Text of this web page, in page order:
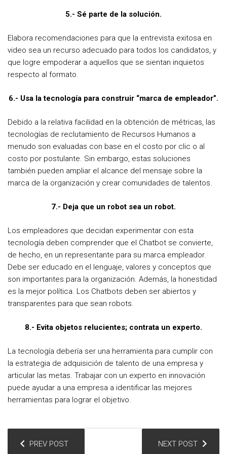
5.- Sé parte de la solución.
Elabora recomendaciones para que la entrevista exitosa en
video sea un recurso adecuado para todos los candidatos, y
que logre empoderar a aquellos que se sientan inquietos
respecto al formato.
6.- Usa la tecnología para construir “marca de empleador”.
Debido a la relativa facilidad en la obtención de métricas, las
tecnologías de reclutamiento de Recursos Humanos a
menudo son evaluadas con base en el costo por clic o al
costo por postulante. Sin embargo, estas soluciones
también pueden ampliar el alcance del mensaje sobre la
marca de la organización y crear comunidades de talentos.
7.- Deja que un robot sea un robot.
Los empleadores que decidan experimentar con esta
tecnología deben comprender que el Chatbot se convierte,
de hecho, en un representante para su marca empleador.
Debe ser educado en el lenguaje, valores y conceptos que
son importantes para la organización. Además, la honestidad
es la mejor política. Los Chatbots deben ser abiertos y
transparentes para que sean robots.
8.- Evita objetos relucientes; contrata un experto.
La tecnología debería ser una herramienta para cumplir con
la estrategia de adquisición de talento de una empresa y
articular las metas. Trabajar con un experto en innovación
puede ayudar a una empresa a identificar las mejores
herramientas para lograr el objetivo.
PREV POST NEXT POST